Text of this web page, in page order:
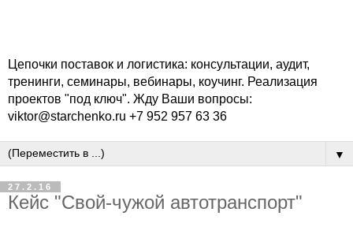
Цепочки поставок и логистика: консультации, аудит,
тренинги, семинары, вебинары, коучинг. Реализация
проектов "под ключ". Жду Ваши вопросы:
viktor@starchenko.ru +7 952 957 63 36
▼
27.2.16
Кейс "Свой-чужой автотранспорт"